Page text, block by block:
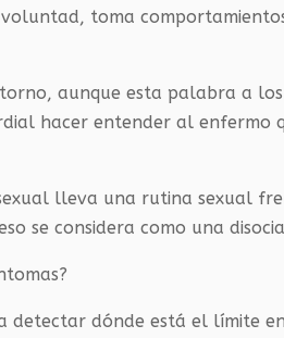
toma
aunque esta palabra a
hacer entender al enfermo
lleva una rutina sexual
se considera como una
detectar dónde está el límite